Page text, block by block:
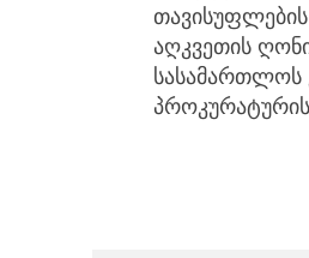
აღკვეთის
სასამართლოს